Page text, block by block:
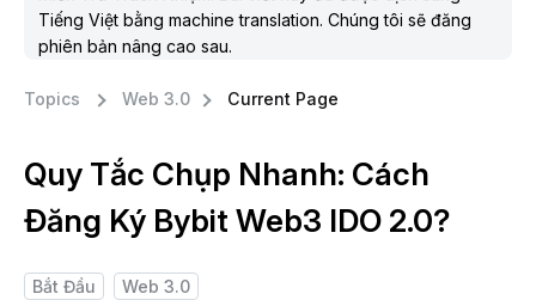
Tiếng Việt bằng machine translation. Chúng tôi sẽ đăng
phiên bản nâng cao sau.
Topics Web 3.0 Current Page
Quy Tắc Chụp Nhanh: Cách
Đăng Ký Bybit Web3 IDO 2.0?
Bắt Đầu
Web 3.0